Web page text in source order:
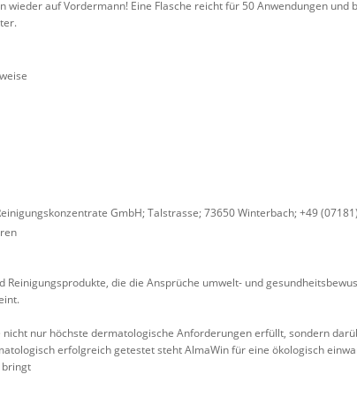
wieder auf Vordermann! Eine Flasche reicht für 50 Anwendungen
GmbH; Talstrasse; 73650 Winterbach; +49
Reinigungsprodukte, die die Ansprüche umwelt- und
nur höchste dermatologische Anforderungen erfüllt, sondern
erfolgreich getestet steht AlmaWin für eine ökologisch
bringt